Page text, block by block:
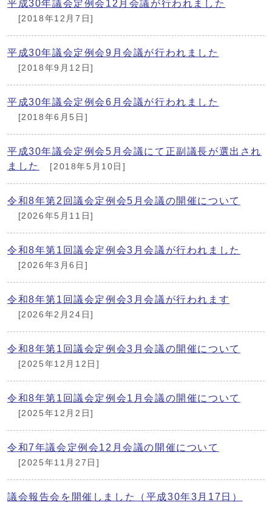
平成30年議会定例会12月会議が行われました
[2018年12月7日]
平成30年議会定例会9月会議が行われました
[2018年9月12日]
平成30年議会定例会6月会議が行われました
[2018年6月5日]
平成30年議会定例会5月会議にて正副議長が選出され
ました
[2018年5月10日]
令和8年第2回議会定例会5月会議の開催について
[2026年5月11日]
令和8年第1回議会定例会3月会議が行われました
[2026年3月6日]
令和8年第1回議会定例会3月会議が行われます
[2026年2月24日]
令和8年第1回議会定例会3月会議の開催について
[2025年12月12日]
令和8年第1回議会定例会1月会議の開催について
[2025年12月2日]
令和7年議会定例会12月会議の開催について
[2025年11月27日]
議会報告会を開催しました（平成30年3月17日）